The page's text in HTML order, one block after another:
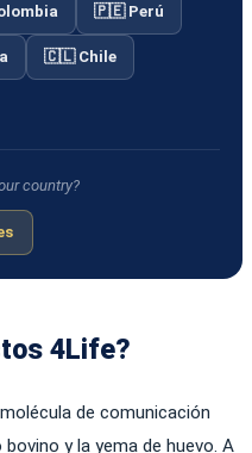
🇵🇪 Perú
🇨🇱 Chile
country?
4Life?
de comunicación
y la yema de huevo. A